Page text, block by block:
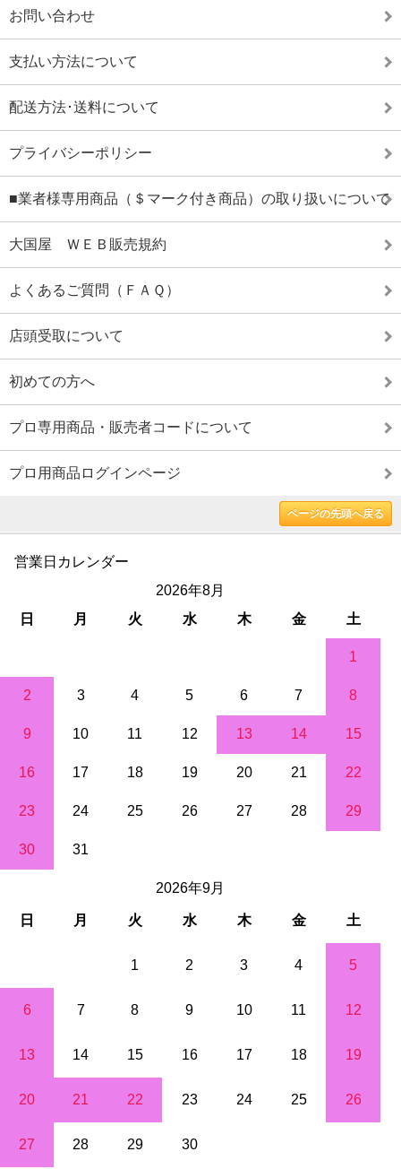
お問い合わせ
支払い方法について
配送方法･送料について
プライバシーポリシー
■業者様専用商品（＄マーク付き商品）の取り扱いについて
大国屋 ＷＥＢ販売規約
よくあるご質問（ＦＡＱ）
店頭受取について
初めての方へ
プロ専用商品・販売者コードについて
プロ用商品ログインページ
ページの先頭へ戻る
営業日カレンダー
2026年8月
日
月 火 水 木 金 土
1
2 3 4 5 6 7 8
9 10 11 12 13 14 15
16 17 18 19 20 21 22
23 24 25 26 27 28 29
30 31
2026年9月
日 月 火 水 木 金 土
1 2 3 4 5
6 7 8 9 10 11 12
13 14 15 16 17 18 19
20 21 22 23 24 25 26
27 28 29 30